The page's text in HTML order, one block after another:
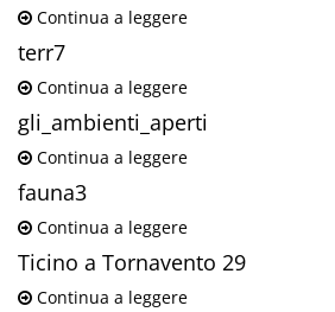
Continua a leggere
terr7
Continua a leggere
gli_ambienti_aperti
Continua a leggere
fauna3
Continua a leggere
Ticino a Tornavento 29
Continua a leggere